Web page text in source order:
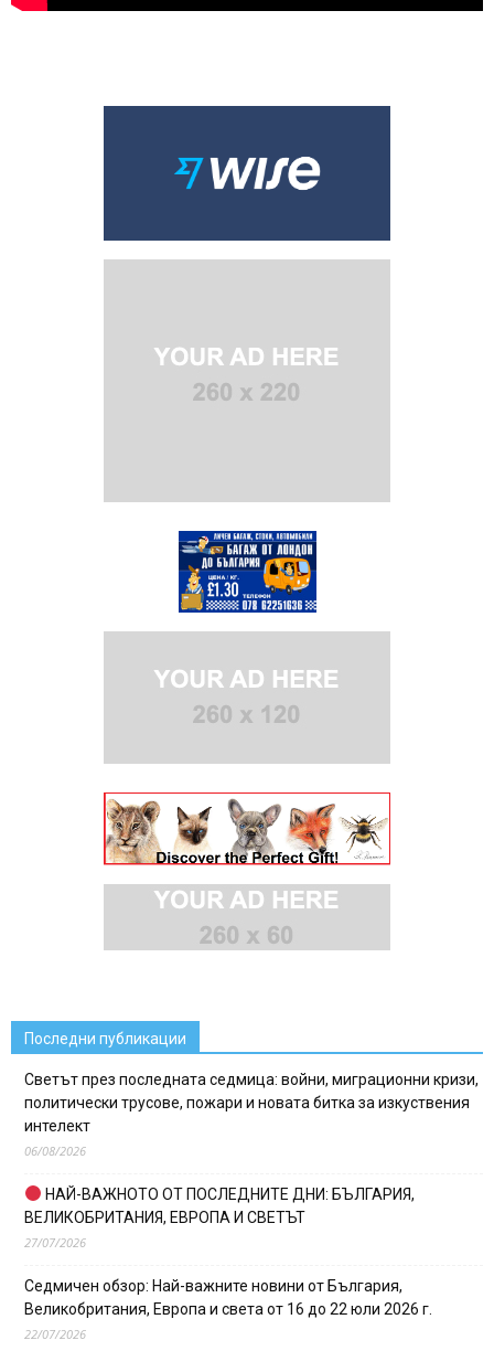
Последни публикации
Светът през последната седмица: войни, миграционни кризи,
политически трусове, пожари и новата битка за изкуствения
интелект
06/08/2026
НАЙ-ВАЖНОТО ОТ ПОСЛЕДНИТЕ ДНИ: БЪЛГАРИЯ,
ВЕЛИКОБРИТАНИЯ, ЕВРОПА И СВЕТЪТ
27/07/2026
Седмичен обзор: Най-важните новини от България,
Великобритания, Европа и света от 16 до 22 юли 2026 г.
22/07/2026